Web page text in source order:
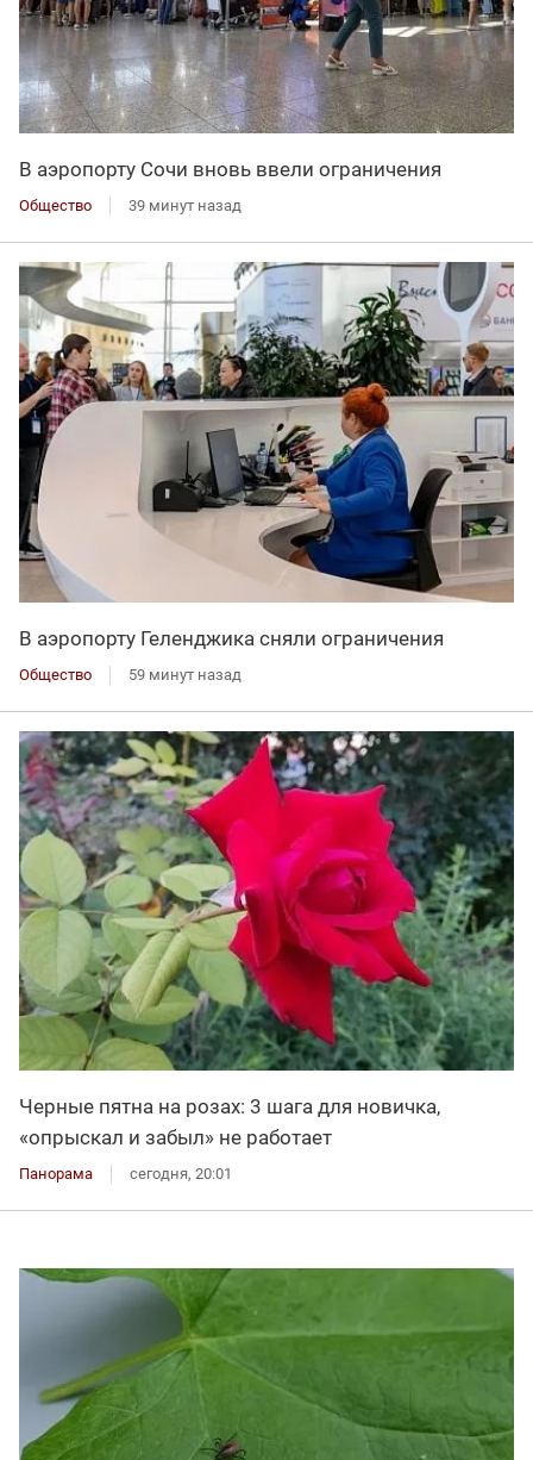
В аэропорту Сочи вновь ввели ограничения
Общество 39 минут назад
В аэропорту Геленджика сняли ограничения
Общество 59 минут назад
Черные пятна на розах: 3 шага для новичка,
«опрыскал и забыл» не работает
Панорама сегодня, 20:01